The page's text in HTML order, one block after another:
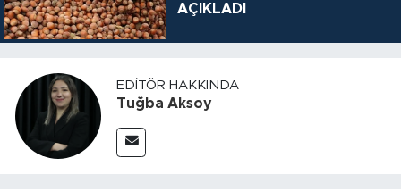
AÇIKLADI
EDITÖR HAKKINDA
Tuğba Aksoy